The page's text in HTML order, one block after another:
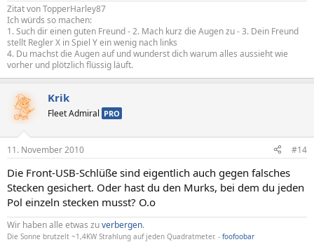
Zitat von TopperHarley87
Ich würds so machen:
1. Such dir einen guten Freund - 2. Mach kurz die Augen zu - 3. Dein Freund
stellt Regler X in Spiel Y ein wenig nach links
4. Du machst die Augen auf und wunderst dich warum alles aussieht wie
vorher und plötzlich flüssig läuft.
Krik
Fleet Admiral PRO
11. November 2010 #14
Die Front-USB-Schlüße sind eigentlich auch gegen falsches
Stecken gesichert. Oder hast du den Murks, bei dem du jeden
Pol einzeln stecken musst? O.o
Wir haben alle etwas zuverbergen.
Die Sonne brutzelt ~1,4KW Strahlung auf jeden Quadratmeter. - foofoobar